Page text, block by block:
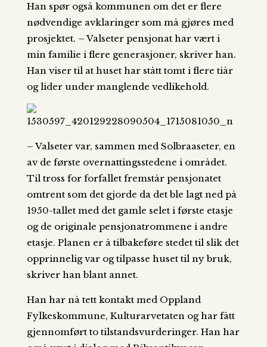
Han spør også kommunen om det er flere
nødvendige avklaringer som må gjøres med
prosjektet. – Valseter pensjonat har vært i
min familie i flere generasjoner, skriver han.
Han viser til at huset har stått tomt i flere tiår
og lider under manglende vedlikehold.
– Valseter var, sammen med Solbraaseter, en
av de første overnattingsstedene i området.
Til tross for forfallet fremstår pensjonatet
omtrent som det gjorde da det ble lagt ned på
1950-tallet med det gamle selet i første etasje
og de originale pensjonatrommene i andre
etasje. Planen er å tilbakeføre stedet til slik det
opprinnelig var og tilpasse huset til ny bruk,
skriver han blant annet.
Han har nå tett kontakt med Oppland
Fylkeskommune, Kulturarvetaten og har fått
gjennomført to tilstandsvurderinger. Han har